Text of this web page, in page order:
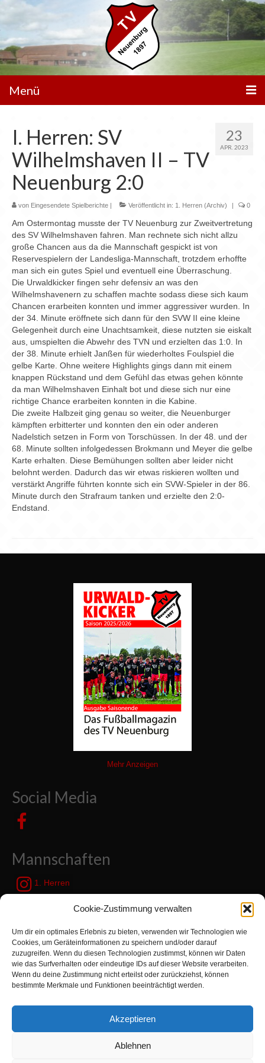
Cookie-Zustimmung verwalten
Um dir ein optimales Erlebnis zu bieten, verwenden wir Technologien wie
Cookies, um Geräteinformationen zu speichern und/oder darauf
zuzugreifen. Wenn du diesen Technologien zustimmst, können wir Daten
wie das Surfverhalten oder eindeutige IDs auf dieser Website verarbeiten.
Wenn du deine Zustimmung nicht erteilst oder zurückziehst, können
bestimmte Merkmale und Funktionen beeinträchtigt werden.
Akzeptieren
Ablehnen
Menü
Spielbetrieb
Mannschaften
Sportanlagen
Sponsoren
Chronik
Archiv
23
APR. 2023
I. Herren: SV
Wilhelmshaven II – TV
Neuenburg 2:0
von Eingesendete Spielberichte | Veröffentlicht in: 1. Herren (Archiv) | 0
Am Ostermontag musste der TV Neuenburg zur Zweitvertretung
des SV Wilhelmshaven fahren. Man rechnete sich nicht allzu
große Chancen aus da die Mannschaft gespickt ist von
Reservespielern der Landesliga-Mannschaft, trotzdem erhoffte
man sich ein gutes Spiel und eventuell eine Überraschung.
Die Urwaldkicker fingen sehr defensiv an was den
Wilhelmshavenern zu schaffen machte sodass diese sich kaum
Chancen erarbeiten konnten und immer aggressiver wurden. In
der 34. Minute eröffnete sich dann für den SVW II eine kleine
Gelegenheit durch eine Unachtsamkeit, diese nutzten sie eiskalt
aus, umspielten die Abwehr des TVN und erzielten das 1:0. In
der 38. Minute erhielt Janßen für wiederholtes Foulspiel die
gelbe Karte. Ohne weitere Highlights gings dann mit einem
knappen Rückstand und dem Gefühl das etwas gehen könnte
da man Wilhelmshaven Einhalt bot und diese sich nur eine
richtige Chance erarbeiten konnten in die Kabine.
Die zweite Halbzeit ging genau so weiter, die Neuenburger
kämpften erbitterter und konnten den ein oder anderen
Nadelstich setzen in Form von Torschüssen. In der 48. und der
68. Minute sollten infolgedessen Brokmann und Meyer die gelbe
Karte erhalten. Diese Bemühungen sollten aber leider nicht
belohnt werden. Dadurch das wir etwas riskieren wollten und
verstärkt Angriffe führten konnte sich ein SVW-Spieler in der 86.
Minute durch den Strafraum tanken und erzielte den 2:0-
Endstand.
Mehr Anzeigen
Social Media
Mannschaften
1. Herren
JSG Zetel / Friesische Wehde
Kategorien
Kategorien
Suchen
Zur Turnabteilung TVN wechseln